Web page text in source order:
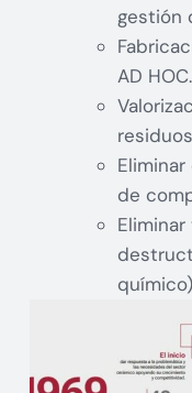
gestión
AD HOC.
de